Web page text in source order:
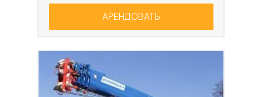
АРЕНДОВАТЬ